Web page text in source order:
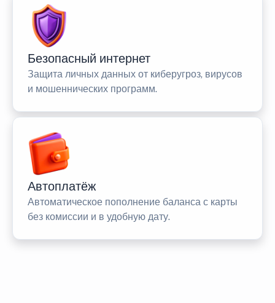
Безопасный интернет
Защита личных данных от киберугроз, вирусов
и мошеннических программ.
Автоплатёж
Автоматическое пополнение баланса с карты
без комиссии и в удобную дату.